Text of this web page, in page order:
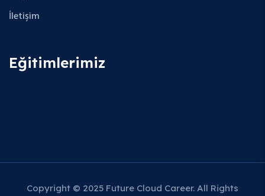
İletişim
Eğitimlerimiz
Copyright © 2025 Future Cloud Career. All Rights